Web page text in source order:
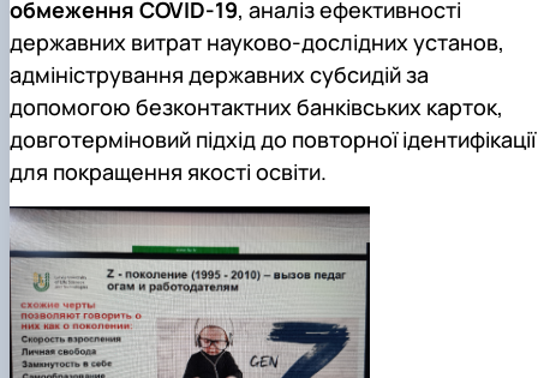
обмеження COVID-19, аналіз ефективності
державних витрат науково-дослідних установ,
адміністрування державних субсидій за
допомогою безконтактних банківських карток,
довготерміновий підхід до повторної ідентифікації
для покращення якості освіти.